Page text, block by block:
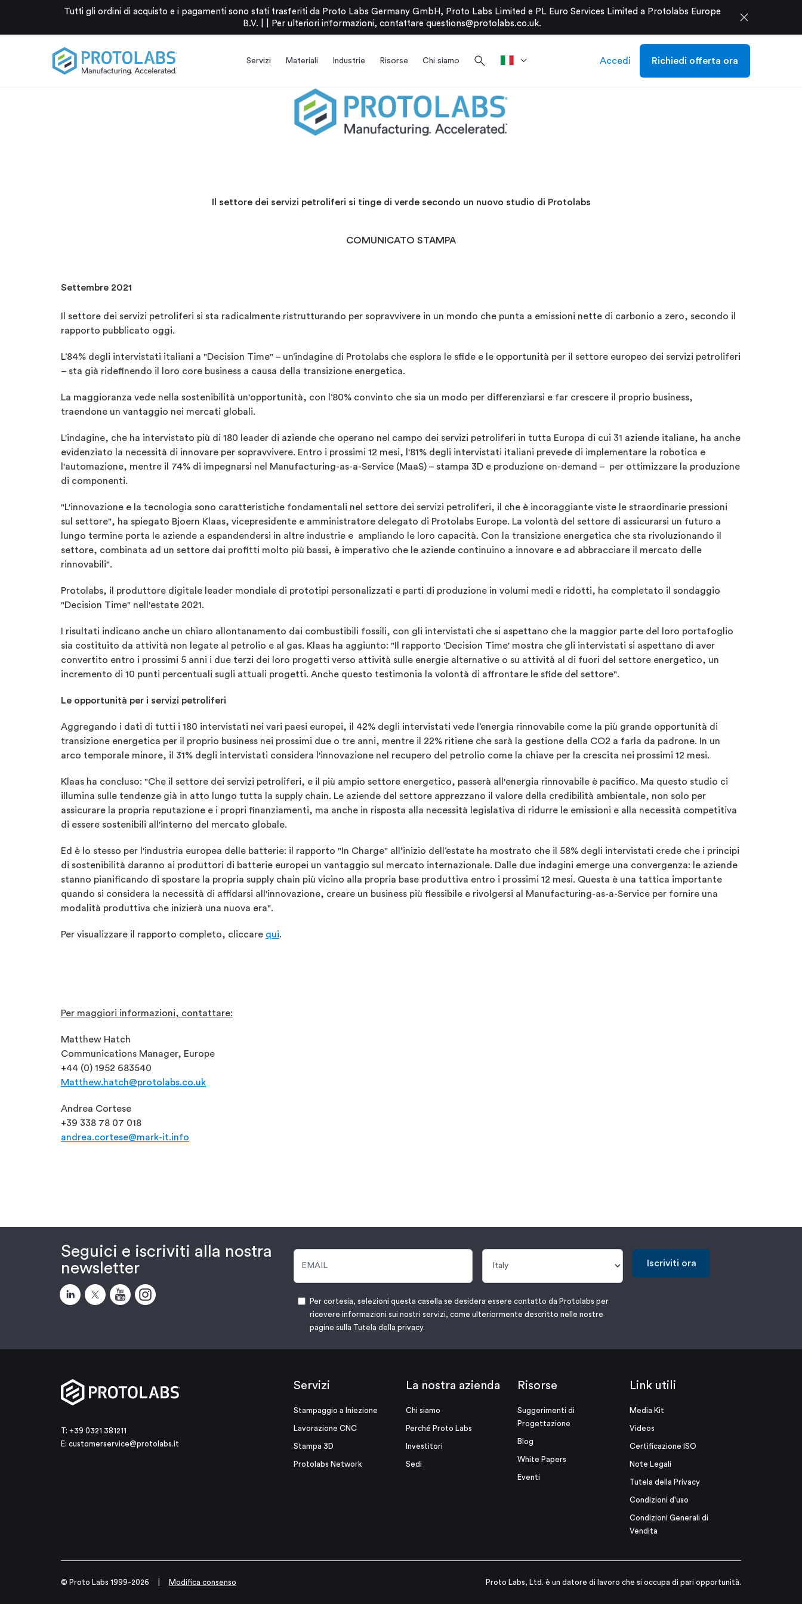
Tutti gli ordini di acquisto e i pagamenti sono stati trasferiti da Proto Labs Germany GmbH, Proto Labs Limited e PL Euro Services Limited a Protolabs Europe
B.V. |
Per ulteriori informazioni, contattare questions@protolabs.co.uk. close
Servizi Materiali Industrie Risorse Chi siamo search Accedi Richiedi offerta ora
Il settore dei servizi petroliferi si tinge di verde secondo un nuovo studio di Protolabs
COMUNICATO STAMPA
Settembre 2021
Il settore dei servizi petroliferi si sta radicalmente ristrutturando per sopravvivere in un mondo che punta a emissioni nette di carbonio a zero, secondo il
rapporto pubblicato oggi.
L‘84% degli intervistati italiani a "Decision Time" – un‘indagine di Protolabs che esplora le sfide e le opportunità per il settore europeo dei servizi petroliferi
– sta già ridefinendo il loro core business a causa della transizione energetica.
La maggioranza vede nella sostenibilità un'opportunità, con l‘80% convinto che sia un modo per differenziarsi e far crescere il proprio business,
traendone un vantaggio nei mercati globali.
L'indagine, che ha intervistato più di 180 leader di aziende che operano nel campo dei servizi petroliferi in tutta Europa di cui 31 aziende italiane, ha anche
evidenziato la necessità di innovare per sopravvivere. Entro i prossimi 12 mesi, l'81% degli intervistati italiani prevede di implementare la robotica e
l'automazione, mentre il 74% di impegnarsi nel Manufacturing-as-a-Service (MaaS) – stampa 3D e produzione on-demand – per ottimizzare la produzione
di componenti.
"L'innovazione e la tecnologia sono caratteristiche fondamentali nel settore dei servizi petroliferi, il che è incoraggiante viste le straordinarie pressioni
sul settore", ha spiegato Bjoern Klaas, vicepresidente e amministratore delegato di Protolabs Europe. La volontà del settore di assicurarsi un futuro a
lungo termine porta le aziende a espandendersi in altre industrie e ampliando le loro capacità. Con la transizione energetica che sta rivoluzionando il
settore, combinata ad un settore dai profitti molto più bassi, è imperativo che le aziende continuino a innovare e ad abbracciare il mercato delle
rinnovabili".
Protolabs, il produttore digitale leader mondiale di prototipi personalizzati e parti di produzione in volumi medi e ridotti, ha completato il sondaggio
"Decision Time" nell'estate 2021.
I risultati indicano anche un chiaro allontanamento dai combustibili fossili, con gli intervistati che si aspettano che la maggior parte del loro portafoglio
sia costituito da attività non legate al petrolio e al gas. Klaas ha aggiunto: "Il rapporto 'Decision Time' mostra che gli intervistati si aspettano di aver
convertito entro i prossimi 5 anni i due terzi dei loro progetti verso attività sulle energie alternative o su attività al di fuori del settore energetico, un
incremento di 10 punti percentuali sugli attuali progetti. Anche questo testimonia la volontà di affrontare le sfide del settore".
Le opportunità per i servizi petroliferi
Aggregando i dati di tutti i 180 intervistati nei vari paesi europei, il 42% degli intervistati vede l‘energia rinnovabile come la più grande opportunità di
transizione energetica per il proprio business nei prossimi due o tre anni, mentre il 22% ritiene che sarà la gestione della CO2 a farla da padrone. In un
arco temporale minore, il 31% degli intervistati considera l'innovazione nel recupero del petrolio come la chiave per la crescita nei prossimi 12 mesi.
Klaas ha concluso: "Che il settore dei servizi petroliferi, e il più ampio settore energetico, passerà all'energia rinnovabile è pacifico. Ma questo studio ci
illumina sulle tendenze già in atto lungo tutta la supply chain. Le aziende del settore apprezzano il valore della credibilità ambientale, non solo per
assicurare la propria reputazione e i propri finanziamenti, ma anche in risposta alla necessità legislativa di ridurre le emissioni e alla necessità competitiva
di essere sostenibili all'interno del mercato globale.
Ed è lo stesso per l'industria europea delle batterie: il rapporto "In Charge" all’inizio dell‘estate ha mostrato che il 58% degli intervistati crede che i principi
di sostenibilità daranno ai produttori di batterie europei un vantaggio sul mercato internazionale. Dalle due indagini emerge una convergenza: le aziende
stanno pianificando di spostare la propria supply chain più vicino alla propria base produttiva entro i prossimi 12 mesi. Questa è una tattica importante
quando si considera la necessità di affidarsi all'innovazione, creare un business più flessibile e rivolgersi al Manufacturing-as-a-Service per fornire una
modalità produttiva che inizierà una nuova era".
Per visualizzare il rapporto completo, cliccare qui.
Per maggiori informazioni, contattare:
Matthew Hatch
Communications Manager, Europe
+44 (0) 1952 683540
Matthew.hatch@protolabs.co.uk
Andrea Cortese
+39 338 78 07 018
andrea.cortese@mark-it.info
Seguici e iscriviti alla nostra
newsletter
Iscriviti ora
Per cortesia, selezioni questa casella se desidera essere contatto da Protolabs per
ricevere informazioni sui nostri servizi, come ulteriormente descritto nelle nostre
pagine sulla Tutela della privacy.
T: +39 0321 381211
E: customerservice@protolabs.it
Servizi
Stampaggio a Iniezione
Lavorazione CNC
Stampa 3D
Protolabs Network
La nostra azienda
Chi siamo
Perché Proto Labs
Investitori
Sedi
Risorse
Suggerimenti di
Progettazione
Blog
White Papers
Eventi
Link utili
Media Kit
Videos
Certificazione ISO
Note Legali
Tutela della Privacy
Condizioni d'uso
Condizioni Generali di
Vendita
© Proto Labs 1999-2026 Modifica consenso Proto Labs, Ltd. è un datore di lavoro che si occupa di pari opportunità.